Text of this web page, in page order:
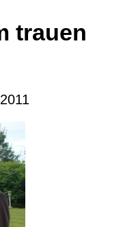
trauen